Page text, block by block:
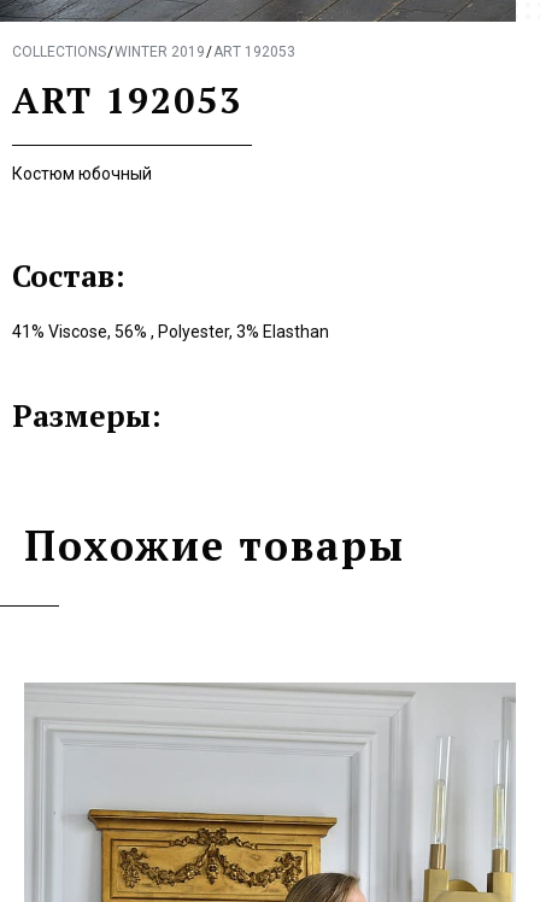
COLLECTIONS WINTER 2019 ART 192053
ART 192053
Костюм юбочный
Состав:
41% Viscose, 56% , Polyester, 3% Elasthan
Размеры:
Похожие товары